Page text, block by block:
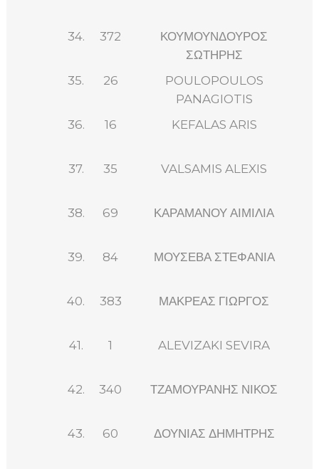
34. 372
ΚΟΥΜΟΥΝΔΟΥΡΟΣ
ΣΩΤΗΡΗΣ
35. 26
POULOPOULOS
PANAGIOTIS
36. 16 KEFALAS ARIS
37. 35 VALSAMIS ALEXIS
38. 69 ΚΑΡΑΜΑΝΟΥ ΑΙΜΙΛΙΑ
39. 84 ΜΟΥΣΕΒΑ ΣΤΕΦΑΝΙΑ
40. 383 ΜΑΚΡΕΑΣ ΓΙΩΡΓΟΣ
41. 1 ALEVIZAKI SEVIRA
42. 340 ΤΖΑΜΟΥΡΑΝΗΣ ΝΙΚΟΣ
43. 60 ΔΟΥΝΙΑΣ ΔΗΜΗΤΡΗΣ